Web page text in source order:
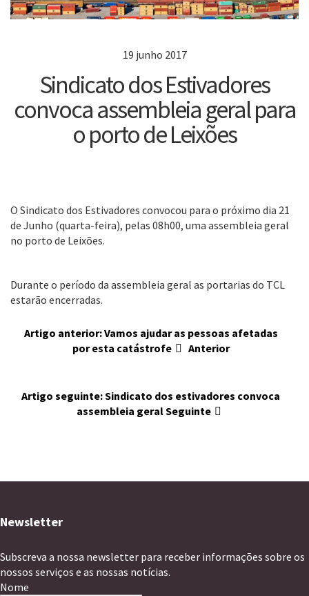
19 junho 2017
Sindicato dos Estivadores
convoca assembleia geral para
o porto de Leixões
O Sindicato dos Estivadores convocou para o próximo dia 21
de Junho (quarta-feira), pelas 08h00, uma assembleia geral
no porto de Leixões.
Durante o período da assembleia geral as portarias do TCL
estarão encerradas.
Artigo anterior: Vamos ajudar as pessoas afetadas
por esta catástrofe
Anterior
Artigo seguinte: Sindicato dos estivadores convoca
assembleia geralSeguinte
Newsletter
Subscreva a nossa newsletter para receber informações sobre os
nossos serviços e as nossas notícias.
Nome